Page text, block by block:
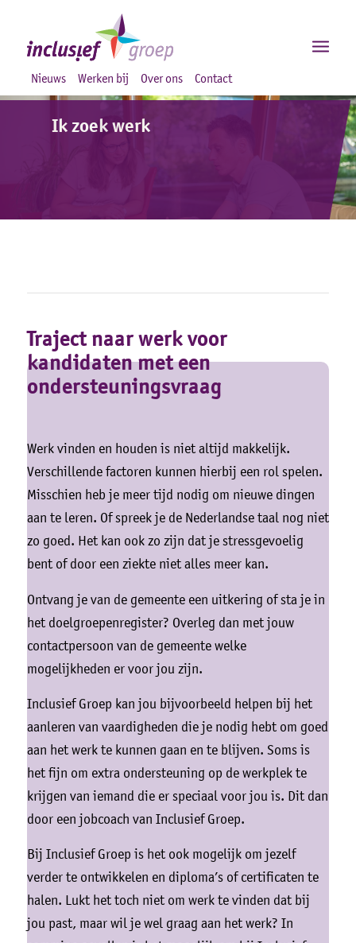
Nieuws Werken bij Over ons Contact
Ik zoek werk
Traject naar werk voor
kandidaten met een
ondersteuningsvraag
Werk vinden en houden is niet altijd makkelijk.
Verschillende factoren kunnen hierbij een rol spelen.
Misschien heb je meer tijd nodig om nieuwe dingen
aan te leren. Of spreek je de Nederlandse taal nog niet
zo goed. Het kan ook zo zijn dat je stressgevoelig
bent of door een ziekte niet alles meer kan.
Ontvang je van de gemeente een uitkering of sta je in
het doelgroepenregister? Overleg dan met jouw
contactpersoon van de gemeente welke
mogelijkheden er voor jou zijn.
Inclusief Groep kan jou bijvoorbeeld helpen bij het
aanleren van vaardigheden die je nodig hebt om goed
aan het werk te kunnen gaan en te blijven. Soms is
het fijn om extra ondersteuning op de werkplek te
krijgen van iemand die er speciaal voor jou is. Dit dan
door een jobcoach van Inclusief Groep.
Bij Inclusief Groep is het ook mogelijk om jezelf
verder te ontwikkelen en diploma’s of certificaten te
halen. Lukt het toch niet om werk te vinden dat bij
jou past, maar wil je wel graag aan het werk? In